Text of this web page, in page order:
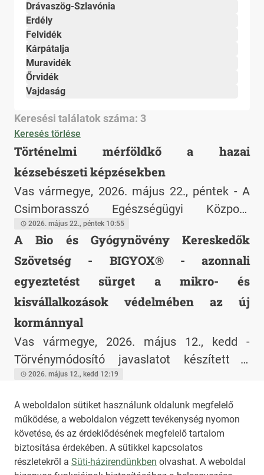
A weboldalon sütiket használunk oldalunk megfelelő
működése, a weboldalon végzett tevékenység nyomon
követése, és az érdeklődésének megfelelő tartalom
biztosítása érdekében. A sütikkel kapcsolatos
részletekről a Süti-házirendünkben olvashat. A weboldal
Drávaszög-Szlavónia
Erdély
Felvidék
Kárpátalja
Muravidék
Őrvidék
Vajdaság
Keresési találatok száma: 3
Keresés törlése
Történelmi mérföldkő a hazai
kézsebészeti képzésekben
Vas vármegye, 2026. május 22., péntek - A
Csimborasszó Egészségügyi Központ
elsőként szervezett Magyarországon élő
kézsebészeti műtéti közvetítéssel
egybekötött szakmai továbbképzést.
2026. május 22., péntek 10:55
A Bio és Gyógynövény Kereskedők
Szövetség - BIGYOX® - azonnali
egyeztetést sürget a mikro- és
kisvállalkozások védelmében az új
kormánnyal
Vas vármegye, 2026. május 12., kedd -
Törvénymódosító javaslatot készített a
BIGYOX® szakmai szervezet a magyar
megmentéséért
2026. május 12., kedd 12:19
Vas vármegye, 2026. február 1., vasárnap - A
Stílusos Vidéki Szállodák Turisztikai
Egyesület edukációs programja
2026. január 31., szombat 23:07